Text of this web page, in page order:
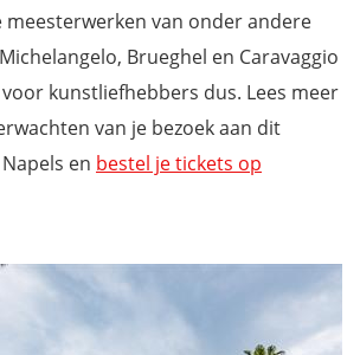
meesterwerken van onder andere
Brueghel en Caravaggio
kunstliefhebbers dus. Lees meer
van je bezoek aan dit
en bestel je tickets op